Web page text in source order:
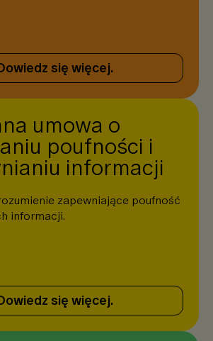
się więcej.
umowa o
poufności i
informacji
zapewniające poufność
informacji.
się więcej.